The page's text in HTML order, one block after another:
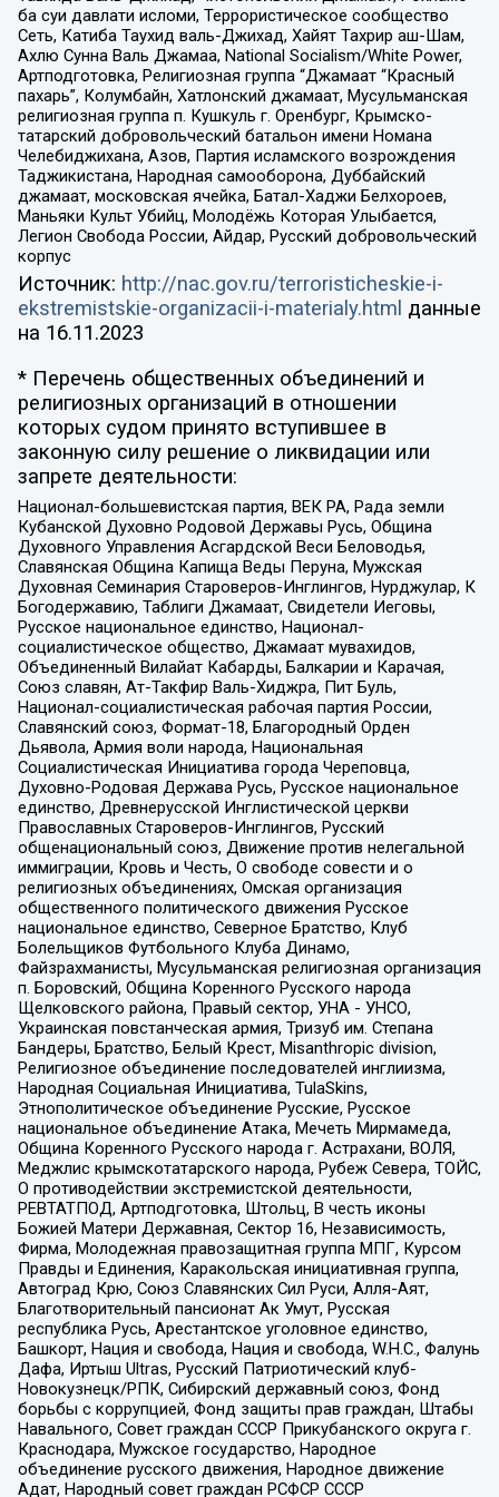
ба суи давлати исломи, Террористическое сообщество
Сеть, Катиба Таухид валь-Джихад, Хайят Тахрир аш-Шам,
Ахлю Сунна Валь Джамаа, National Socialism/White Power,
Артподготовка, Религиозная группа “Джамаат “Красный
пахарь”, Колумбайн, Хатлонский джамаат, Мусульманская
религиозная группа п. Кушкуль г. Оренбург, Крымско-
татарский добровольческий батальон имени Номана
Челебиджихана, Азов, Партия исламского возрождения
Таджикистана, Народная самооборона, Дуббайский
джамаат, московская ячейка, Батал-Хаджи Белхороев,
Маньяки Культ Убийц, Молодёжь Которая Улыбается,
Легион Свобода России, Айдар, Русский добровольческий
корпус
Источник: http://nac.gov.ru/terroristicheskie-i-
ekstremistskie-organizacii-i-materialy.html данные
на 16.11.2023
* Перечень общественных объединений и
религиозных организаций в отношении
которых судом принято вступившее в
законную силу решение о ликвидации или
запрете деятельности:
Национал-большевистская партия, ВЕК РА, Рада земли
Кубанской Духовно Родовой Державы Русь, Община
Духовного Управления Асгардской Веси Беловодья,
Славянская Община Капища Веды Перуна, Мужская
Духовная Семинария Староверов-Инглингов, Нурджулар, К
Богодержавию, Таблиги Джамаат, Свидетели Иеговы,
Русское национальное единство, Национал-
социалистическое общество, Джамаат мувахидов,
Объединенный Вилайат Кабарды, Балкарии и Карачая,
Союз славян, Ат-Такфир Валь-Хиджра, Пит Буль,
Национал-социалистическая рабочая партия России,
Славянский союз, Формат-18, Благородный Орден
Дьявола, Армия воли народа, Национальная
Социалистическая Инициатива города Череповца,
Духовно-Родовая Держава Русь, Русское национальное
единство, Древнерусской Инглистической церкви
Православных Староверов-Инглингов, Русский
общенациональный союз, Движение против нелегальной
иммиграции, Кровь и Честь, О свободе совести и о
религиозных объединениях, Омская организация
общественного политического движения Русское
национальное единство, Северное Братство, Клуб
Болельщиков Футбольного Клуба Динамо,
Файзрахманисты, Мусульманская религиозная организация
п. Боровский, Община Коренного Русского народа
Щелковского района, Правый сектор, УНА - УНСО,
Украинская повстанческая армия, Тризуб им. Степана
Бандеры, Братство, Белый Крест, Misanthropic division,
Религиозное объединение последователей инглиизма,
Народная Социальная Инициатива, TulaSkins,
Этнополитическое объединение Русские, Русское
национальное объединение Атака, Мечеть Мирмамеда,
Община Коренного Русского народа г. Астрахани, ВОЛЯ,
Меджлис крымскотатарского народа, Рубеж Севера, ТОЙС,
О противодействии экстремистской деятельности,
РЕВТАТПОД, Артподготовка, Штольц, В честь иконы
Божией Матери Державная, Сектор 16, Независимость,
Фирма, Молодежная правозащитная группа МПГ, Курсом
Правды и Единения, Каракольская инициативная группа,
Автоград Крю, Союз Славянских Сил Руси, Алля-Аят,
Благотворительный пансионат Ак Умут, Русская
республика Русь, Арестантское уголовное единство,
Башкорт, Нация и свобода, Нация и свобода, W.H.С., Фалунь
Дафа, Иртыш Ultras, Русский Патриотический клуб-
Новокузнецк/РПК, Сибирский державный союз, Фонд
борьбы с коррупцией, Фонд защиты прав граждан, Штабы
Навального, Совет граждан СССР Прикубанского округа г.
Краснодара, Мужское государство, Народное
объединение русского движения, Народное движение
Адат, Народный совет граждан РСФСР СССР